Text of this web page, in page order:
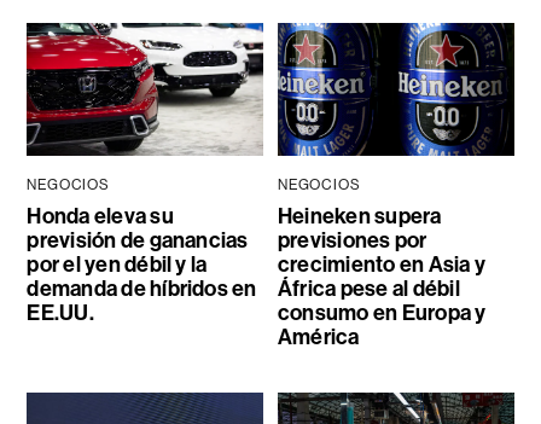
NEGOCIOS
Honda eleva su
previsión de ganancias
por el yen débil y la
demanda de híbridos en
EE.UU.
NEGOCIOS
Heineken supera
previsiones por
crecimiento en Asia y
África pese al débil
consumo en Europa y
América